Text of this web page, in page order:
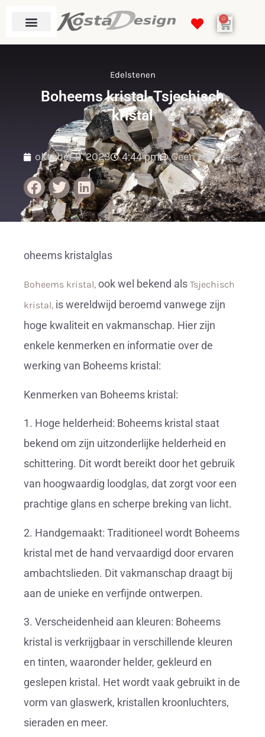
0
Edelstenen
Boheems kristal-Tsjechisch
kristal
oktober 9, 2023 4:44 pm Geen reacties
oheems kristalglas
Boheems kristal, ook wel bekend als Tsjechisch
kristal, is wereldwijd beroemd vanwege zijn
hoge kwaliteit en vakmanschap. Hier zijn
enkele kenmerken en informatie over de
werking van Boheems kristal:
Kenmerken van Boheems kristal:
1. Hoge helderheid: Boheems kristal staat
bekend om zijn uitzonderlijke helderheid en
schittering. Dit wordt bereikt door het gebruik
van hoogwaardig loodglas, dat zorgt voor een
prachtige glans en scherpe breking van licht.
2. Handgemaakt: Traditioneel wordt Boheems
kristal met de hand vervaardigd door ervaren
ambachtslieden. Dit vakmanschap draagt bij
aan de unieke en verfijnde ontwerpen.
3. Verscheidenheid aan kleuren: Boheems
kristal is verkrijgbaar in verschillende kleuren
en tinten, waaronder helder, gekleurd en
geslepen kristal. Het wordt vaak gebruikt in de
vorm van glaswerk, kristallen kroonluchters,
sieraden en meer.